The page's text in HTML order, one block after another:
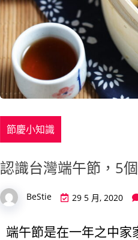
節慶小知識
認識台灣端午節，5
BeStie 29 5 月, 2020
端午節是在一年之中家